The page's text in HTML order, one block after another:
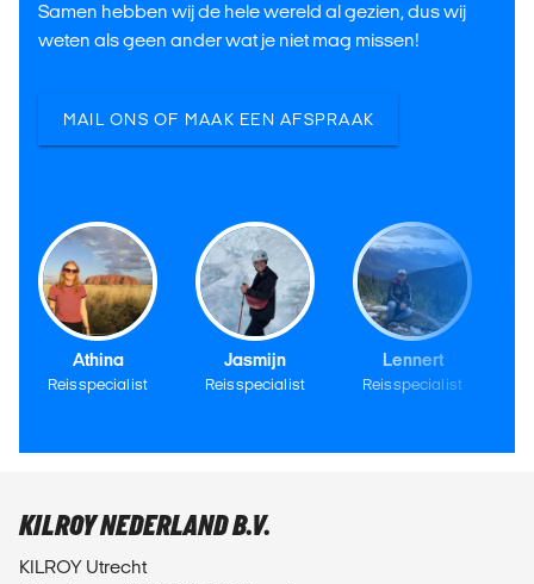
Samen hebben wij de hele wereld al gezien, dus wij
weten als geen ander wat je niet mag missen!
MAIL ONS OF MAAK EEN AFSPRAAK
Athina
Reisspecialist
Jasmijn
Reisspecialist
Lennert
Reisspecialist
KILROY NEDERLAND B.V.
KILROY Utrecht